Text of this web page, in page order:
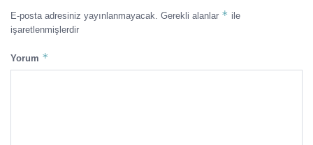
E-posta adresiniz yayınlanmayacak. Gerekli alanlar * ile
işaretlenmişlerdir
Yorum *